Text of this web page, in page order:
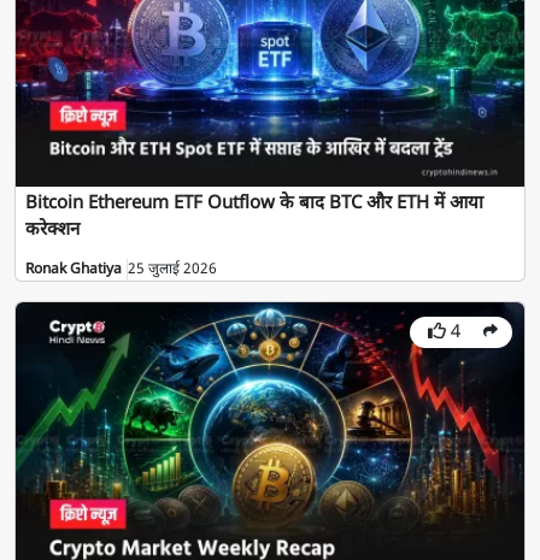
Bitcoin Ethereum ETF Outflow के बाद BTC और ETH में आया
करेक्शन
Ronak Ghatiya 25 जुलाई 2026
4